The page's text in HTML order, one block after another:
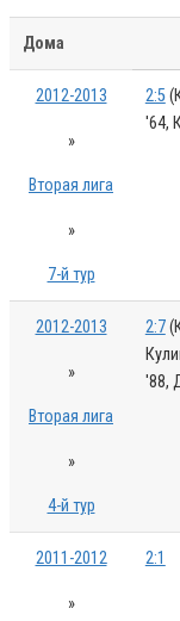
Дома
2012-2013
»
Вторая лига
»
7-й тур
2:5
'64,
2012-2013
»
Вторая лига
»
4-й тур
2:7
'88,
2011-2012
»
2:1